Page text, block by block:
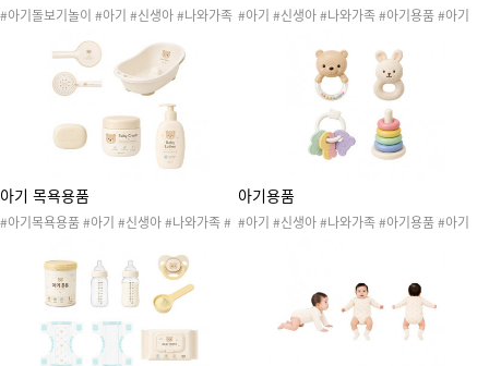
#아기돌보기놀이 #아기 #신생아 #나와가족
생돌보기 #가족역할
#아기 #신생아 #나와가족 #아기용품 #아기
생돌보기 #침대 #가족역할
아기 목욕용품
#아기목욕용품 #아기 #신생아 #나와가족 #
놀이 #동생 #동생돌보기 #로션 #아기로션 #
비누 #아기비누 #샤워기 #욕조 #아기욕조 #
크림 #아기크림 #가족역할
아기용품
#아기 #신생아 #나와가족 #아기용품 #아기